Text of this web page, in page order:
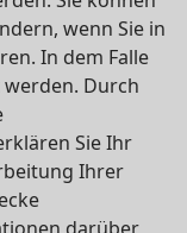
wenn Sie in
In dem Falle
Durch
Sie Ihr
Ihrer